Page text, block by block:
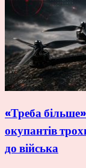
«Треба
окупантів
до війська